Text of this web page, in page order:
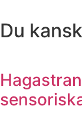
Du